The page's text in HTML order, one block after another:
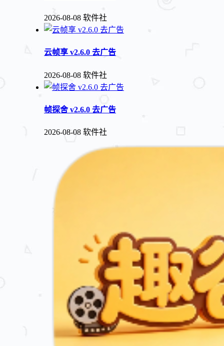
2026-08-08 软件社
云帧享 v2.6.0 去广告
2026-08-08 软件社
帧探舍 v2.6.0 去广告
2026-08-08 软件社